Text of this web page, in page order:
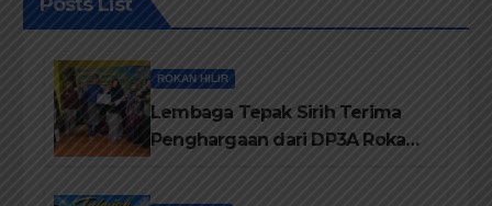
ROKAN HILIR
Lembaga Tepak Sirih Terima
Penghargaan dari DP3A Rokan